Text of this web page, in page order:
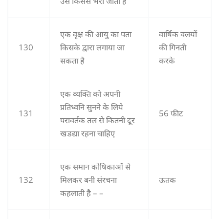
130
एक वृक्ष की आयु का पता
किसके द्वारा लगाया जा
सकता है
वार्षिक वलयों
की गिनती
करके
131
एक व्यक्ति को अपनी
प्रतिध्वनि सुनने के लिये
परावर्तक तल से कितनी दूर
खडद्या रहना चाहिए
56 फीट
132
एक समान कोषिकाओं से
मिलकर बनी संरचना
कहलाती है – –
ऊतक